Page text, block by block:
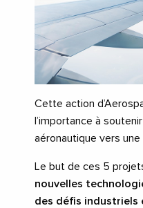
Cette action
l’importance à
aéronautique vers
Le but de ces 5
nouvelles
des défis industriels